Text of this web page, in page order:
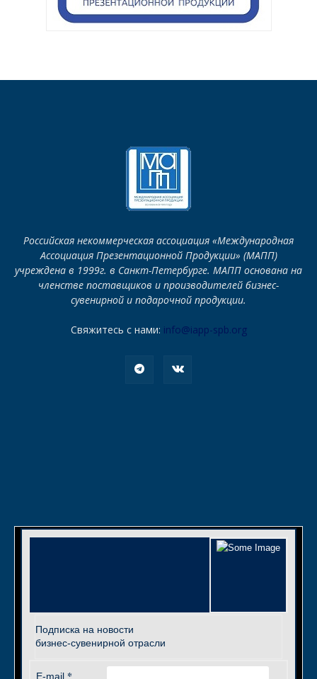
Российская некоммерческая ассоциация «Международная
Ассоциация Презентационной Продукции» (МАПП)
учреждена в 1999г. в Санкт-Петербурге. МАПП основана на
членстве поставщиков и производителей бизнес-
сувенирной и подарочной продукции.
Свяжитесь с нами: info@iapp-spb.org
Подписка на новости
бизнес-сувенирной отрасли
E-mail *